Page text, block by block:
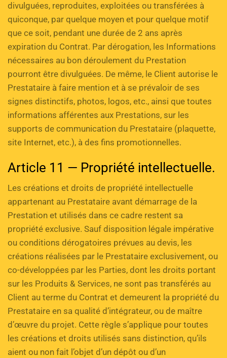
divulguées, reproduites, exploitées ou transférées à
quiconque, par quelque moyen et pour quelque motif
que ce soit, pendant une durée de 2 ans après
expiration du Contrat. Par dérogation, les Informations
nécessaires au bon déroulement du Prestation
pourront être divulguées. De même, le Client autorise le
Prestataire à faire mention et à se prévaloir de ses
signes distinctifs, photos, logos, etc., ainsi que toutes
informations afférentes aux Prestations, sur les
supports de communication du Prestataire (plaquette,
site Internet, etc.), à des fins promotionnelles.
Article 11 — Propriété intellectuelle.
Les créations et droits de propriété intellectuelle
appartenant au Prestataire avant démarrage de la
Prestation et utilisés dans ce cadre restent sa
propriété exclusive. Sauf disposition légale impérative
ou conditions dérogatoires prévues au devis, les
créations réalisées par le Prestataire exclusivement, ou
co-développées par les Parties, dont les droits portant
sur les Produits & Services, ne sont pas transférés au
Client au terme du Contrat et demeurent la propriété du
Prestataire en sa qualité d’intégrateur, ou de maître
d’œuvre du projet. Cette règle s’applique pour toutes
les créations et droits utilisés sans distinction, qu’ils
aient ou non fait l’objet d’un dépôt ou d’un